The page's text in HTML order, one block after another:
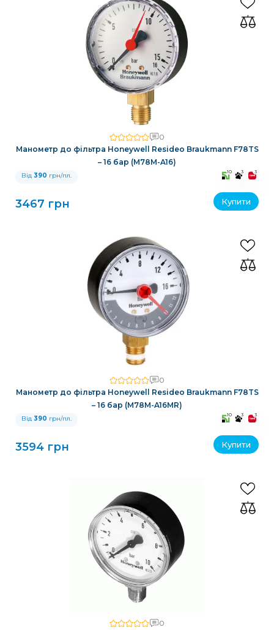
0
Манометр до фільтра Honeywell Resideo Braukmann F78TS
– 16 бар (M78M-A16)
Від 390 грн/пл. 10 3 3
3467 грн Купити
0
Манометр до фільтра Honeywell Resideo Braukmann F78TS
– 16 бар (M78M-A16MR)
Від 390 грн/пл. 10 3 3
3594 грн Купити
0